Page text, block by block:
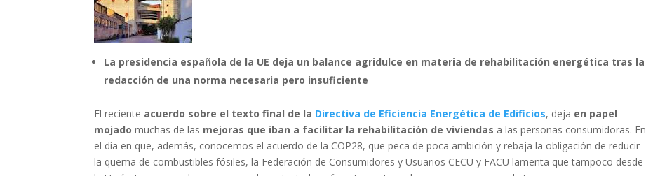
La presidencia española de la UE deja un balance agridulce en materia de rehabilitación energética tras la
redacción de una norma necesaria pero insuficiente
El reciente acuerdo sobre el texto final de la Directiva de Eficiencia Energética de Edificios, deja en papel
mojado muchas de las mejoras que iban a facilitar la rehabilitación de viviendas a las personas consumidoras. En
el día en que, además, conocemos el acuerdo de la COP28, que peca de poca ambición y rebaja la obligación de reducir
la quema de combustibles fósiles, la Federación de Consumidores y Usuarios CECU y FACU lamenta que tampoco desde